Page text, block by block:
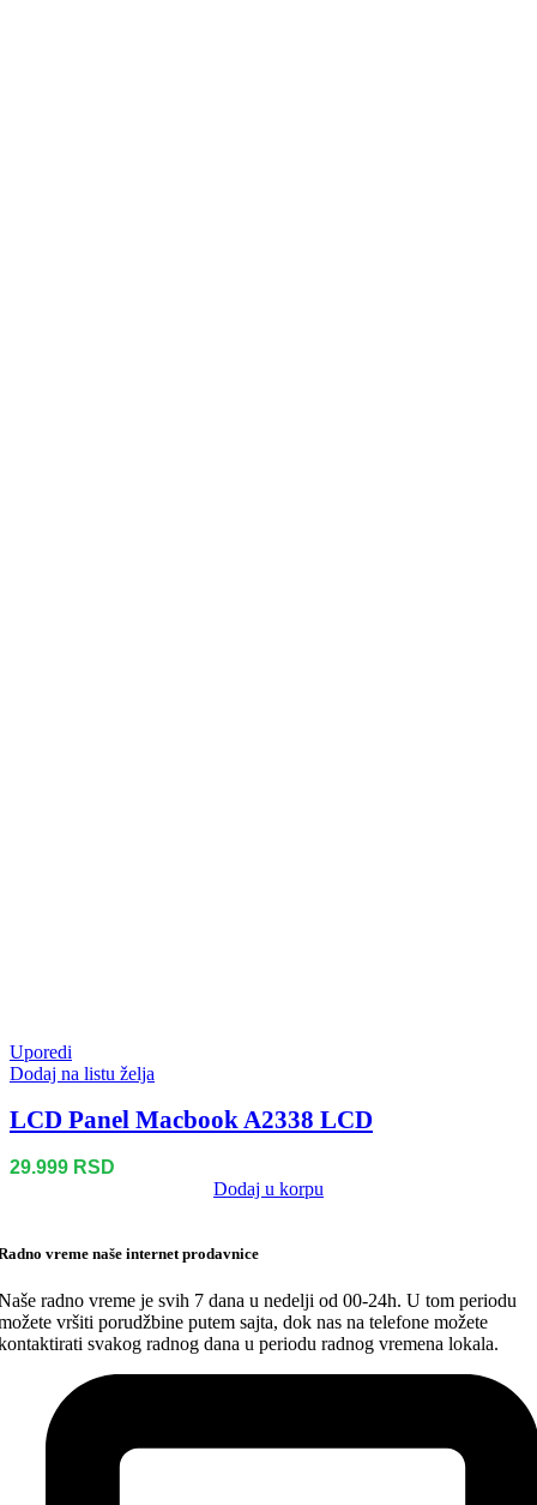
Uporedi
Dodaj na listu želja
LCD Panel Macbook A2338 LCD
29.999 RSD
Dodaj u korpu
vreme naše internet prodavnice
radno vreme je svih 7 dana u nedelji od 00-24h. U tom periodu
vršiti porudžbine putem sajta, dok nas na telefone možete
svakog radnog dana u periodu radnog vremena lokala.